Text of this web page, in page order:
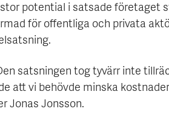
potential i satsade företaget
för offentliga och privata
satsningen tog tyvärr inte
att vi behövde minska
Jonas Jonsson.